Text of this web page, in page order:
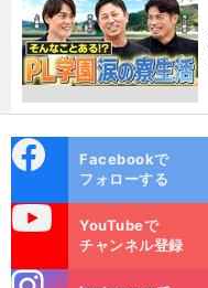
ok
Facebookで
フォローする
YouTubeで
チャンネル登録